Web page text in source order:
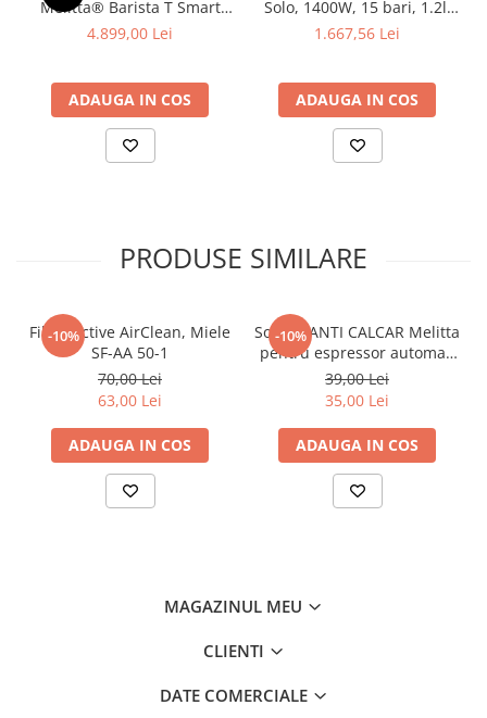
Melitta® Barista T Smart
F830-101, 15 Bari, LCD
recipient boabe 2
compartimente
4.899,00 Lei
ADAUGA IN COS
Solo, 1400W, 15 bari, 1.2l,
Rezervor boabe, 20cm,
1.667,56 Lei
ADAUGA IN COS
PRODUSE SIMILARE
-10%
Filtru Active AirClean, Miele
SF-AA 50-1
70,00 Lei
63,00 Lei
ADAUGA IN COS
-10%
Soluție ANTI CALCAR Melitta
pentru espressor automat,
250ml, 2 utilizari
39,00 Lei
35,00 Lei
ADAUGA IN COS
MAGAZINUL MEU
CLIENTI
DATE COMERCIALE